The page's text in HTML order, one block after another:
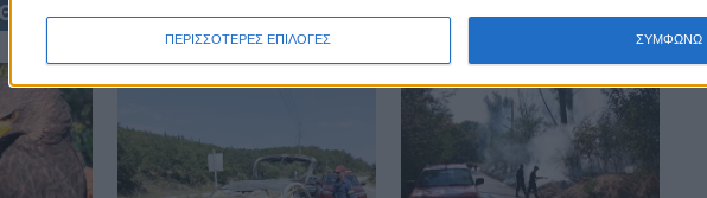
ΠΕΡΙΣΣΟΤΕΡΕΣ ΕΠΙΛΟΓΕΣ ΣΥΜΦΩΝΩ